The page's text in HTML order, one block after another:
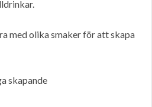
med olika smaker för att skapa
skapande